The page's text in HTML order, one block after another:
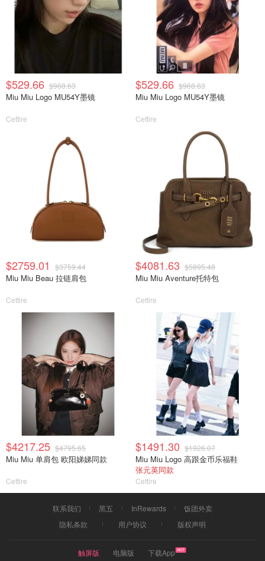
$529.66 $968.63
Miu Miu Logo MU54Y墨镜
Cettire
$529.66 $968.63
Miu Miu Logo MU54Y墨镜
Cettire
$2759.01 $3759.44
Miu Miu Beau 拉链肩包
Cettire
$4081.63 $5895.48
Miu Miu Aventure托特包
Cettire
$4217.25 $4795.65
Miu Miu 单肩包 欧阳娣娣同款
Cettire
$1491.30 $1926.07
Miu Miu Logo 高跟金币乐福鞋
张元英同款
Cettire
联系我们 黑五 InRewards
饭团外卖
隐私条款
用户协议 版权声明
触屏版 电脑版 下载App